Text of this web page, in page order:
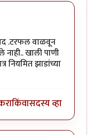
byटर्मीनेटर
.टरफल वाळवून
खाली पाणी
नियमित झाडांच्या
किंवासदस्य व्हा